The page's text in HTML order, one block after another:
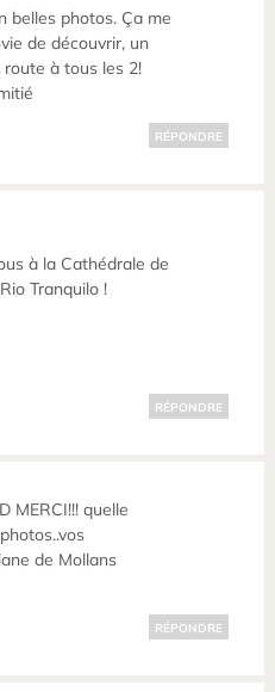
belles photos. Ça me
de découvrir, un
à tous les 2!
RÉPONDRE
à la Cathédrale de
Tranquilo !
RÉPONDRE
MERCI!!! quelle
de Mollans
RÉPONDRE